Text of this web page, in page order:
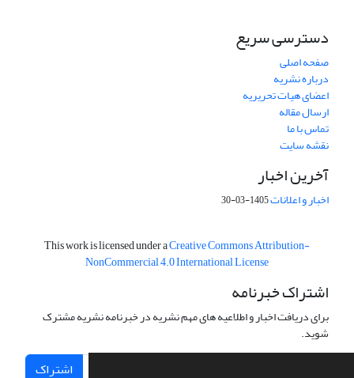
دسترسی سریع
صفحه اصلی
درباره نشریه
اعضای هیات تحریریه
ارسال مقاله
تماس با ما
نقشه سایت
آخرین اخبار
اخبار و اعلانات1405-03-30
This work is licensed under aCreative Commons Attribution-
NonCommercial 4.0 International License
اشتراک خبرنامه
برای دریافت اخبار و اطلاعیه های مهم نشریه در خبرنامه نشریه مشترک
شوید.
اشتراک